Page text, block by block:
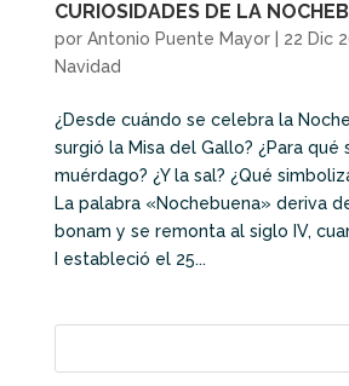
CURIOSIDADES DE LA
por Antonio Puente Mayor| 22 Dic
Navidad
¿Desde cuándo se celebra la
surgió la Misa del Gallo? ¿Para qué
muérdago? ¿Y la sal? ¿Qué
La palabra «Nochebuena» deriva
bonam y se remonta al siglo IV,
I estableció el 25...